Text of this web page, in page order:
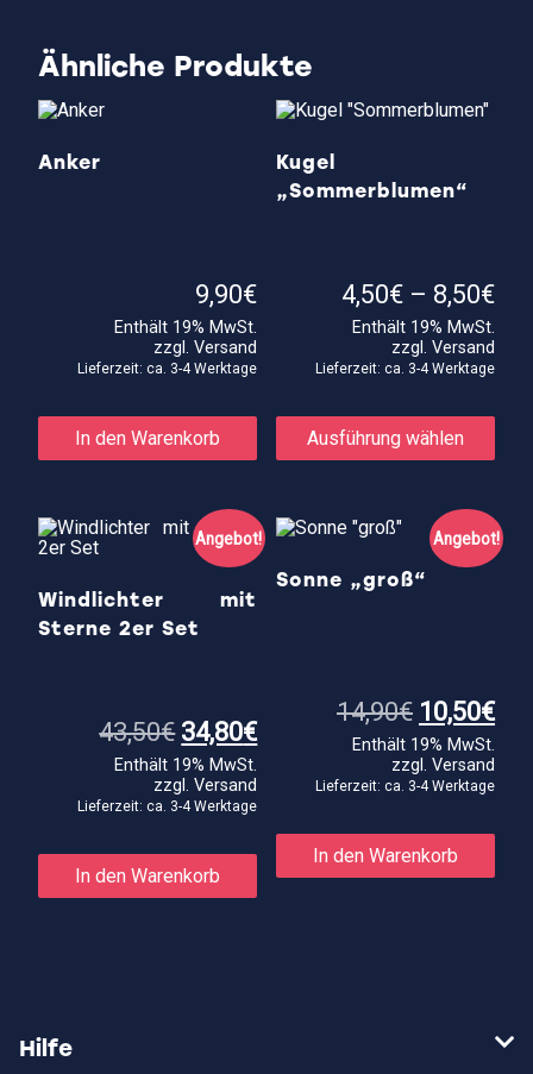
Ähnliche Produkte
Anker
9,90€
Enthält 19% MwSt.
zzgl.Versand
Lieferzeit: ca. 3-4 Werktage
In den Warenkorb
Kugel
„Sommerblumen“
4,50€ – 8,50€
Enthält 19% MwSt.
zzgl. Versand
Lieferzeit: ca. 3-4 Werktage
Ausführung wählen
Die
Angebot!
Windlichter mit
Sterne 2er Set
43,50€ Ursprünglicher
Preis
war:
43,50€
34,80€Aktueller
Preis
34,80€.
Enthält 19% MwSt.
zzgl.Versand
Lieferzeit: ca. 3-4 Werktage
In den Warenkorb
Angebot!
Sonne „groß“
14,90€
Preis
war:
14,90€
10,50€
Enthält 19% MwSt.
zzgl. Versand
Lieferzeit: ca. 3-4 Werktage
In den Warenkorb
Hilfe